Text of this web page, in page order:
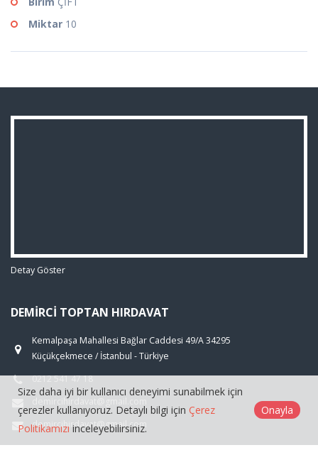
Miktar 10
Detay Göster
DEMIRCI TOPTAN HIRDAVAT
Kemalpaşa Mahallesi Bağlar Caddesi 49/A 34295
Küçükçekmece / İstanbul - Türkiye
0212 541 47 18
demircihirdavat@gmail.com
demircihirdavat@gmail.com
Size daha iyi bir kullanıcı deneyimi sunabilmek için
çerezler kullanıyoruz. Detaylı bilgi için Çerez
Politikamızı inceleyebilirsiniz.
Onayla